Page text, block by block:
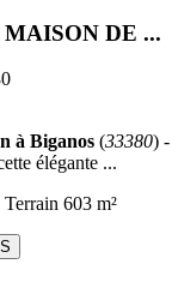
DE ...
à Biganos (33380)
élégante ...
Terrain 603 m²